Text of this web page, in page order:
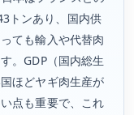
トンあり、国内供
ても輸入や代替肉
。GDP（国内総生
ほどヤギ肉生産が
点も重要で、これ